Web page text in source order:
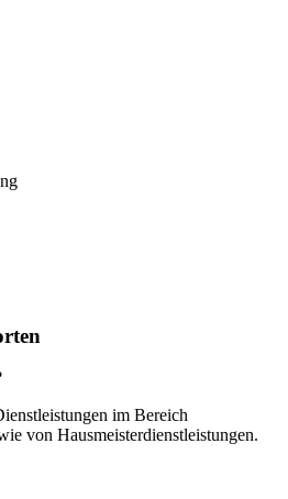
im Bereich
von Hausmeisterdienstleistungen.